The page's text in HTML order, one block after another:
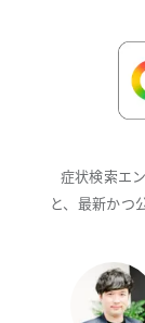
症状検索エ
と、最新かつ